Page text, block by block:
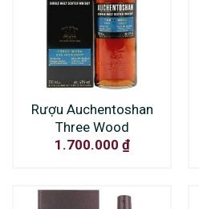
Rượu Auchentoshan
Three Wood
1.700.000 ₫